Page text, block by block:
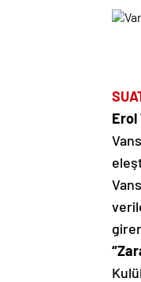
Erol